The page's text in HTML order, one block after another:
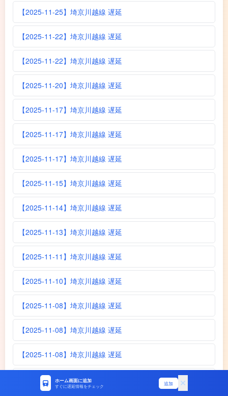
【2025-11-25】埼京川越線 遅延
【2025-11-22】埼京川越線 遅延
【2025-11-22】埼京川越線 遅延
【2025-11-20】埼京川越線 遅延
【2025-11-17】埼京川越線 遅延
【2025-11-17】埼京川越線 遅延
【2025-11-17】埼京川越線 遅延
【2025-11-15】埼京川越線 遅延
【2025-11-14】埼京川越線 遅延
【2025-11-13】埼京川越線 遅延
【2025-11-11】埼京川越線 遅延
【2025-11-10】埼京川越線 遅延
【2025-11-08】埼京川越線 遅延
【2025-11-08】埼京川越線 遅延
【2025-11-08】埼京川越線 遅延
【2025-11-06】埼京川越線 遅延
ホーム画面に追加
すぐに遅延情報をチェック 追加